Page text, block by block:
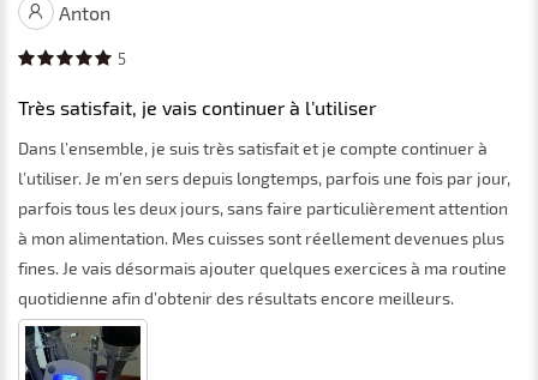
Anton
5
Très satisfait, je vais continuer à l’utiliser
Dans l’ensemble, je suis très satisfait et je compte continuer à
l’utiliser. Je m’en sers depuis longtemps, parfois une fois par jour,
parfois tous les deux jours, sans faire particulièrement attention
à mon alimentation. Mes cuisses sont réellement devenues plus
fines. Je vais désormais ajouter quelques exercices à ma routine
quotidienne afin d’obtenir des résultats encore meilleurs.